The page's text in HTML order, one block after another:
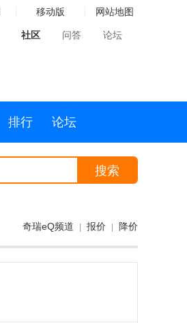
移动版 网站地图
社区 问答 论坛
排行 论坛
搜索
奇瑞eQ频道 报价 降价